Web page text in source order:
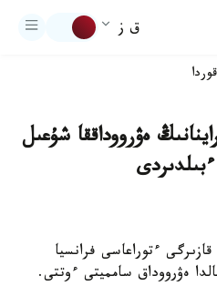
ق ز
ەۋرووداققا شۇعىل
ءتوراعاسى فرانسيا
ەۋرووداق سامميتى ءوتتى.